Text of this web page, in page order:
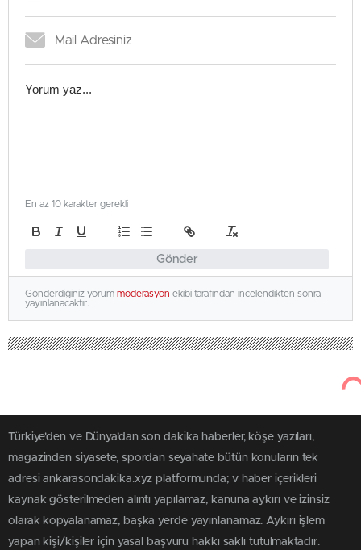
Gönder
En az 10 karakter gerekli
Gönderdiğiniz yorum moderasyon ekibi tarafından incelendikten sonra
yayınlanacaktır.
Türkiye'den ve Dünya’dan son dakika haberler, köşe yazıları,
magazinden siyasete, spordan seyahate bütün konuların tek
adresi ankarasondakika.xyz platformunda; v haber içerikleri
kaynak gösterilmeden alıntı yapılamaz, kanuna aykırı ve izinsiz
olarak kopyalanamaz, başka yerde yayınlanamaz. Aykırı işlem
yapan kişi/kişiler için yasal başvuru hakkı saklı tutulmaktadır.